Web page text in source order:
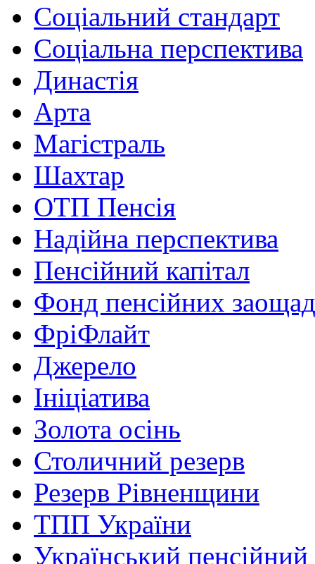
Соціальний стандарт
Соціальна перспектива
Династія
Арта
Магістраль
Шахтар
ОТП Пенсія
Надійна перспектива
Пенсійний капітал
Фонд пенсійних
ФріФлайт
Джерело
Ініціатива
Золота осінь
Столичний резерв
Резерв Рівненщини
ТПП України
Український